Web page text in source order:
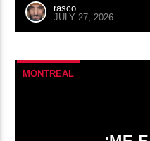
rasco
JULY 27, 2026
MONTREAL